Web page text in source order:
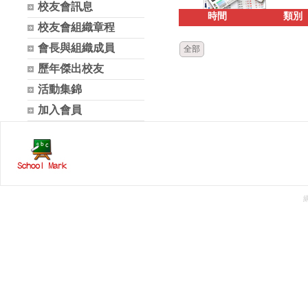
校友會訊息
校友會組織章程
會長與組織成員
歷年傑出校友
活動集錦
加入會員
時間 類別
全部